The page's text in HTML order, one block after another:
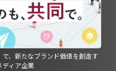
で、新たなブランド価値を創造す
ディア企業